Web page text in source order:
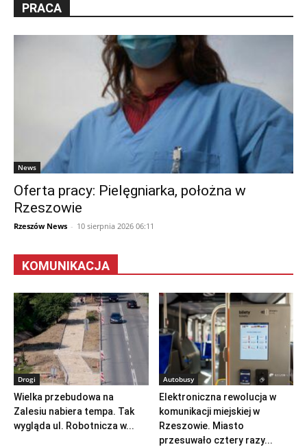
PRACA
News
Oferta pracy: Pielęgniarka, położna w
Rzeszowie
Rzeszów News - 10 sierpnia 2026 06:11
KOMUNIKACJA
Drogi
Wielka przebudowa na
Zalesiu nabiera tempa. Tak
wygląda ul. Robotnicza w...
Autobusy
Elektroniczna rewolucja w
komunikacji miejskiej w
Rzeszowie. Miasto
przesuwało cztery razy...